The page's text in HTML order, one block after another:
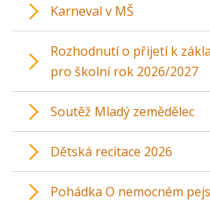
Karneval v MŠ
Rozhodnutí o přijetí k
pro školní rok 2026/2027
Soutěž Mladý zemědělec
Dětská recitace 2026
Pohádka O nemocném